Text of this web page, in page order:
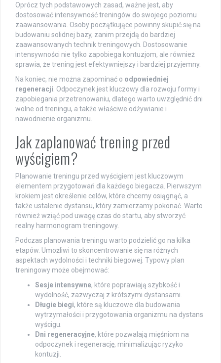
Oprócz tych podstawowych zasad, ważne jest, aby
dostosować intensywność treningów do swojego poziomu
zaawansowania. Osoby początkujące powinny skupić się na
budowaniu solidnej bazy, zanim przejdą do bardziej
zaawansowanych technik treningowych. Dostosowanie
intensywności nie tylko zapobiega kontuzjom, ale również
sprawia, że trening jest efektywniejszy i bardziej przyjemny.
Na koniec, nie można zapominać o odpowiedniej
regeneracji . Odpoczynek jest kluczowy dla rozwoju formy i
zapobiegania przetrenowaniu, dlatego warto uwzględnić dni
wolne od treningu, a także właściwe odżywianie i
nawodnienie organizmu.
Jak zaplanować trening przed
wyścigiem?
Planowanie treningu przed wyścigiem jest kluczowym
elementem przygotowań dla każdego biegacza. Pierwszym
krokiem jest określenie celów, które chcemy osiągnąć, a
także ustalenie dystansu, który zamierzamy pokonać. Warto
również wziąć pod uwagę czas do startu, aby stworzyć
realny harmonogram treningowy.
Podczas planowania treningu warto podzielić go na kilka
etapów. Umożliwi to skoncentrowanie się na różnych
aspektach wydolności i techniki biegowej. Typowy plan
treningowy może obejmować:
Sesje intensywne, które poprawiają szybkość i
wydolność, zazwyczaj z krótszymi dystansami.
Długie biegi, które są kluczowe dla budowania
wytrzymałości i przygotowania organizmu na dystans
wyścigu.
Dni regeneracyjne, które pozwalają mięśniom na
odpoczynek i regenerację, minimalizując ryzyko
kontuzji.